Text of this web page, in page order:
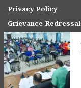
Privacy Policy
Grievance Redressal